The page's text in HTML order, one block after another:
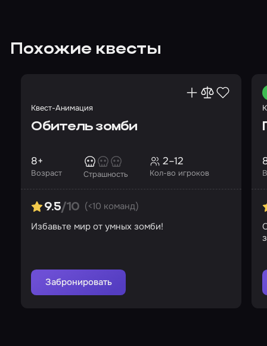
Похожие квесты
Квест-Анимация
Обитель зомби
Возраст
8+
Страшность Кол-во игроков
2–12
9.5/10 (<10 команд)
Избавьте мир от умных зомби!
Забронировать